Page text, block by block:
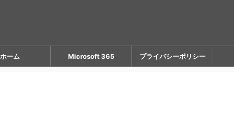
ホーム Microsoft 365 プライバシーポリシー